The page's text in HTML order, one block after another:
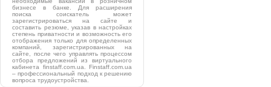
бизнесе в банке. Для расширения
поиска соискатель может
зарегистрироваться на сайте и
составить резюме, указав в настройках
степень приватности и возможность его
отображения только для определенных
компаний, зарегистрированных на
сайте, после чего управлять процессом
отбора предложений из виртуального
кабинета finstaff.com.ua. Finstaff.com.ua
– профессиональный подход к решению
вопроса трудоустройства.